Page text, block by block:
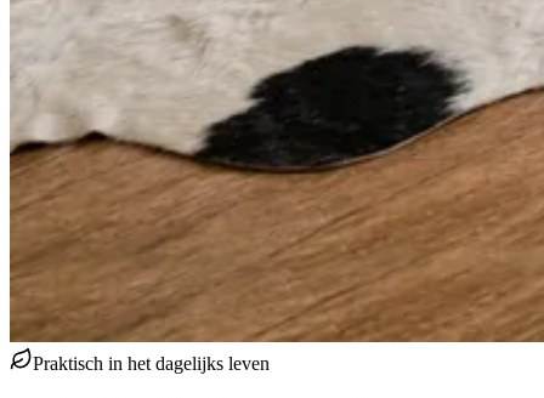
Praktisch in het dagelijks leven